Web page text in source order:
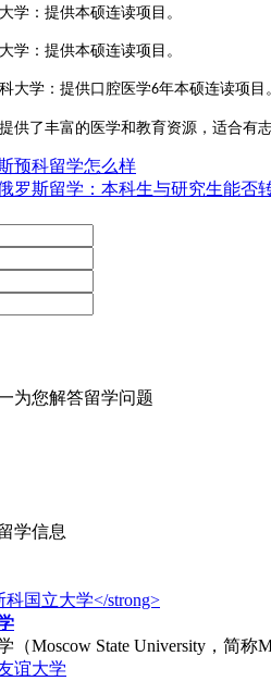
学‌：提供本硕连读项目‌ 。
学‌：提供本硕连读项目‌。
大学‌：提供口腔医学6年本硕连读项目‌
供了丰富的医学和教育资源，适合有
预科留学怎么样
罗斯留学：本科生与研究生能否
为您解答留学问题
学信息
（Moscow State University，简